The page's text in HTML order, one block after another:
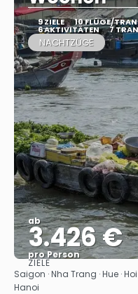
9 ZIELE 10 FLÜGE/
6 AKTIVITÄTEN 7
NACHTZÜGE
ab
3.426 €
pro Person
ZIELE
Saigon · Nha Trang · Hue · Hoi
Hanoi